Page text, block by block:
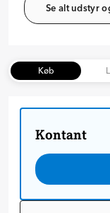
Se alt udstyr
Køb
Kontant